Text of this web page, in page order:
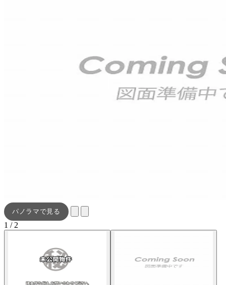
パノラマで見る
1 / 2